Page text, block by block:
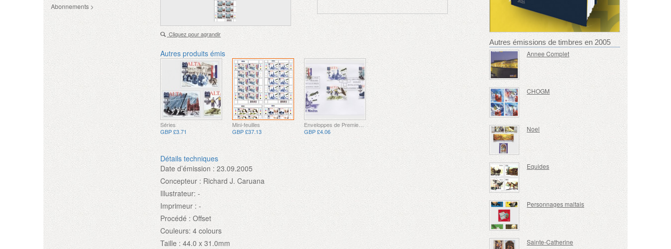
Abonnements >
Cliquez pour agrandir
Autres produits émis
Séries
GBP £3.71
Mini-feuilles
GBP £37.13
Enveloppes de Premier Jour
GBP £4.06
Détails techniques
Date d’émission : 23.09.2005
Concepteur : Richard J. Caruana
Illustrateur: -
Imprimeur : -
Procédé : Offset
Couleurs: 4 colours
Taille : 44.0 x 31.0mm
Autres émissions de timbres en 2005
Annee Complet
CHOGM
Noel
Equides
Personnages maltais
Sainte-Catherine